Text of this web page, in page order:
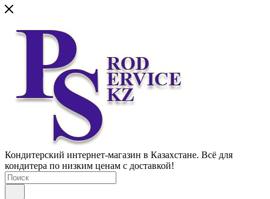
Кондитерский интернет-магазин в Казахстане. Всё для
кондитера по низким ценам с доставкой!